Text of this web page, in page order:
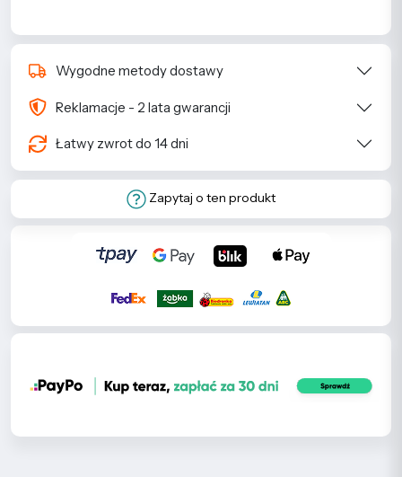
Wygodne metody dostawy
Reklamacje - 2 lata gwarancji
Łatwy zwrot do 14 dni
Zapytaj o ten produkt